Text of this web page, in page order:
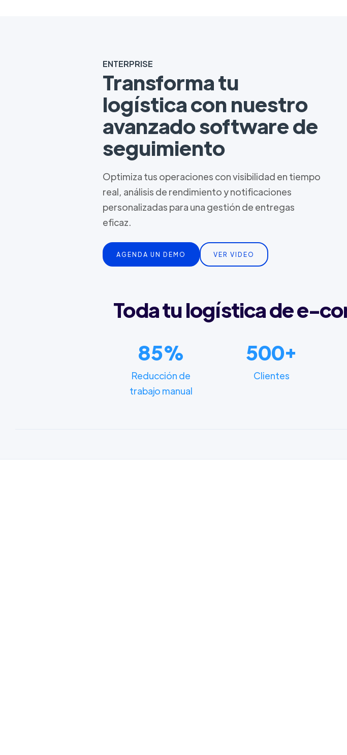
ENTERPRISE
Transforma tu
logística con nuestro
avanzado software de
seguimiento
Optimiza tus operaciones con visibilidad en tiempo
real, análisis de rendimiento y notificaciones
personalizadas para una gestión de entregas
eficaz.
AGENDA UN DEMO VER VIDEO
Toda tu logística de e-
85%
Reducción de
trabajo manual
500+
Clientes